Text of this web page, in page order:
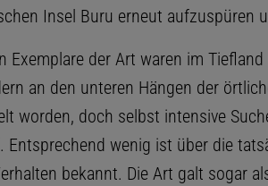
Insel Buru erneut aufzuspüren
Exemplare der Art waren im
an den unteren Hängen der
worden, doch selbst intensive
Entsprechend wenig ist über die
bekannt. Die Art galt sogar